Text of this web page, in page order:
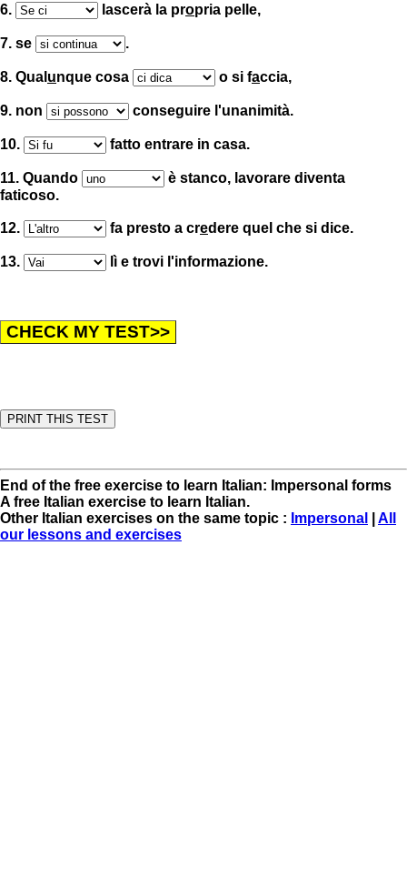
6. lascerà la propria pelle,
7. se .
8. Qual unque cosa o si faccia,
9. non conseguire l'unanimità.
10. fatto entrare in casa.
11. Quando
è stanco, lavorare diventa
faticoso.
12. fa presto a credere quel che si dice.
13. lì e trovi l'informazione.
End of the free exercise to learn Italian: Impersonal forms
A free Italian exercise to learn Italian.
Other Italian exercises on the same topic : Impersonal
All
our lessons and exercises